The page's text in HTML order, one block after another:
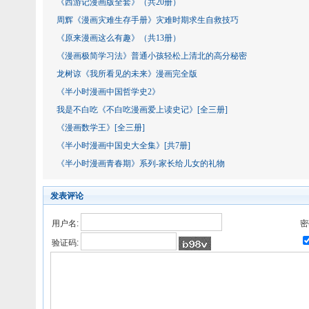
《西游记漫画版全套》（共20册）
周辉《漫画灾难生存手册》灾难时期求生自救技巧
《原来漫画这么有趣》（共13册）
《漫画极简学习法》普通小孩轻松上清北的高分秘密
龙树谅《我所看见的未来》漫画完全版
《半小时漫画中国哲学史2》
我是不白吃《不白吃漫画爱上读史记》[全三册]
《漫画数学王》[全三册]
《半小时漫画中国史大全集》[共7册]
《半小时漫画青春期》系列-家长给儿女的礼物
发表评论
用户名:
验证码: